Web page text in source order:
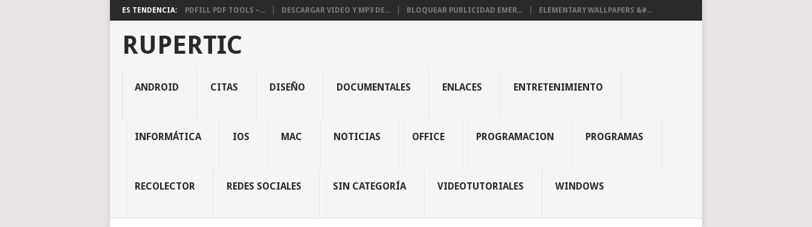
ES TENDENCIA: PDFILL PDF TOOLS –... DESCARGAR VIDEO Y MP3 DE... BLOQUEAR PUBLICIDAD EMER... ELEMENTARY WALLPAPERS &#...
RUPERTIC
ANDROID CITAS DISEÑO DOCUMENTALES ENLACES ENTRETENIMIENTO
INFORMÁTICA IOS MAC NOTICIAS OFFICE PROGRAMACION PROGRAMAS
RECOLECTOR REDES SOCIALES SIN CATEGORÍA VIDEOTUTORIALES WINDOWS